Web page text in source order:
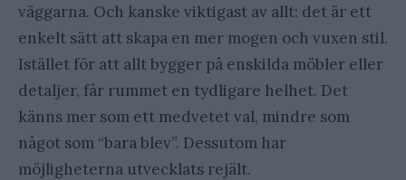
väggarna. Och kanske viktigast av allt: det är ett
enkelt sätt att skapa en mer mogen och vuxen stil.
Istället för att allt bygger på enskilda möbler eller
detaljer, får rummet en tydligare helhet. Det
känns mer som ett medvetet val, mindre som
något som “bara blev”. Dessutom har
möjligheterna utvecklats rejält.